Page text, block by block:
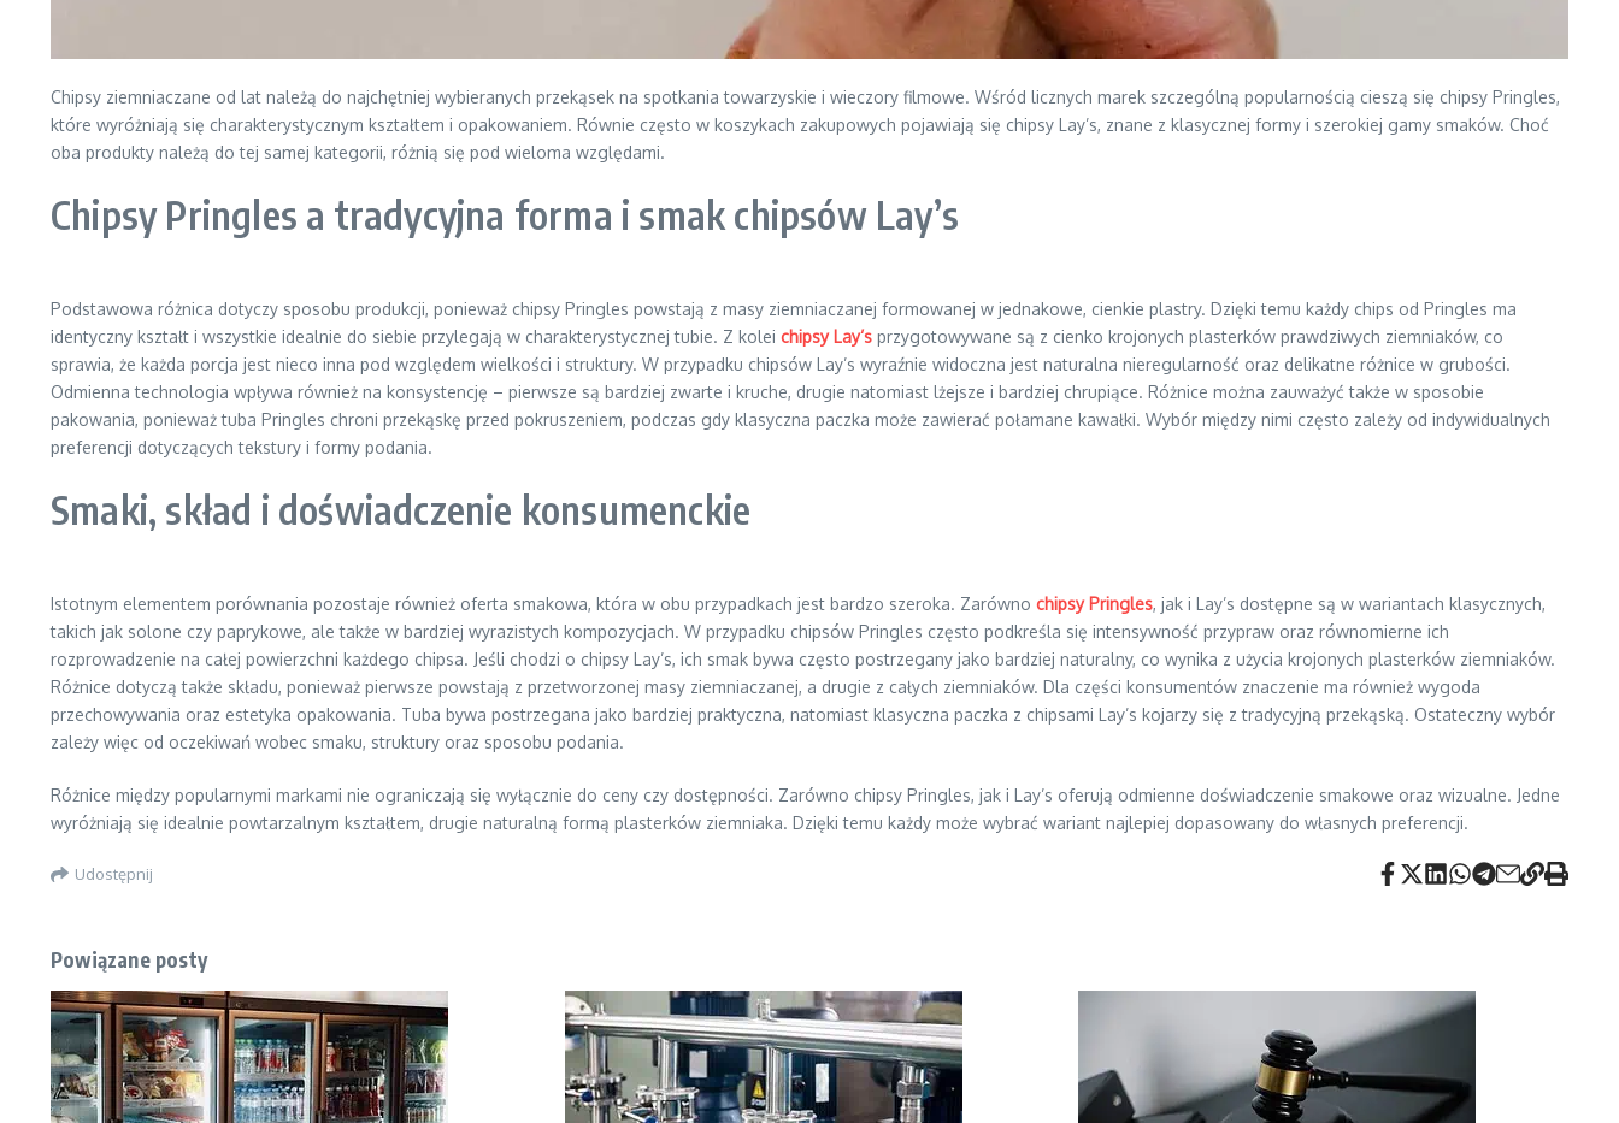
Chipsy ziemniaczane od lat należą do najchętniej wybieranych przekąsek na spotkania towarzyskie i wieczory filmowe. Wśród licznych marek szczególną popularnością cieszą się chipsy Pringles,
które wyróżniają się charakterystycznym kształtem i opakowaniem. Równie często w koszykach zakupowych pojawiają się chipsy Lay’s, znane z klasycznej formy i szerokiej gamy smaków. Choć
oba produkty należą do tej samej kategorii, różnią się pod wieloma względami.
Chipsy Pringles a tradycyjna forma i smak chipsów Lay’s
Podstawowa różnica dotyczy sposobu produkcji, ponieważ chipsy Pringles powstają z masy ziemniaczanej formowanej w jednakowe, cienkie plastry. Dzięki temu każdy chips od Pringles ma
identyczny kształt i wszystkie idealnie do siebie przylegają w charakterystycznej tubie. Z kolei chipsy Lay’s przygotowywane są z cienko krojonych plasterków prawdziwych ziemniaków, co
sprawia, że każda porcja jest nieco inna pod względem wielkości i struktury. W przypadku chipsów Lay’s wyraźnie widoczna jest naturalna nieregularność oraz delikatne różnice w grubości.
Odmienna technologia wpływa również na konsystencję – pierwsze są bardziej zwarte i kruche, drugie natomiast lżejsze i bardziej chrupiące. Różnice można zauważyć także w sposobie
pakowania, ponieważ tuba Pringles chroni przekąskę przed pokruszeniem, podczas gdy klasyczna paczka może zawierać połamane kawałki. Wybór między nimi często zależy od indywidualnych
preferencji dotyczących tekstury i formy podania.
Smaki, skład i doświadczenie konsumenckie
Istotnym elementem porównania pozostaje również oferta smakowa, która w obu przypadkach jest bardzo szeroka. Zarówno chipsy Pringles, jak i Lay’s dostępne są w wariantach klasycznych,
takich jak solone czy paprykowe, ale także w bardziej wyrazistych kompozycjach. W przypadku chipsów Pringles często podkreśla się intensywność przypraw oraz równomierne ich
rozprowadzenie na całej powierzchni każdego chipsa. Jeśli chodzi o chipsy Lay’s, ich smak bywa często postrzegany jako bardziej naturalny, co wynika z użycia krojonych plasterków ziemniaków.
Różnice dotyczą także składu, ponieważ pierwsze powstają z przetworzonej masy ziemniaczanej, a drugie z całych ziemniaków. Dla części konsumentów znaczenie ma również wygoda
przechowywania oraz estetyka opakowania. Tuba bywa postrzegana jako bardziej praktyczna, natomiast klasyczna paczka z chipsami Lay’s kojarzy się z tradycyjną przekąską. Ostateczny wybór
zależy więc od oczekiwań wobec smaku, struktury oraz sposobu podania.
Różnice między popularnymi markami nie ograniczają się wyłącznie do ceny czy dostępności. Zarówno chipsy Pringles, jak i Lay’s oferują odmienne doświadczenie smakowe oraz wizualne. Jedne
wyróżniają się idealnie powtarzalnym kształtem, drugie naturalną formą plasterków ziemniaka. Dzięki temu każdy może wybrać wariant najlepiej dopasowany do własnych preferencji.
Udostępnij
Powiązane posty